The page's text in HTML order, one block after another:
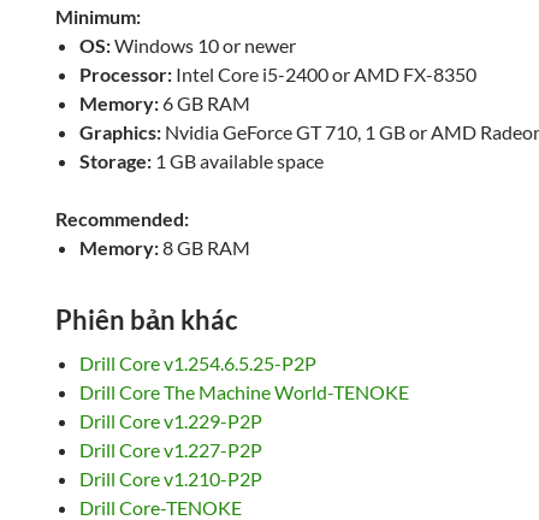
Minimum:
OS:Windows 10 or newer
Processor: Intel Core i5-2400 or AMD FX-8350
Memory:6 GB RAM
Graphics: Nvidia GeForce GT 710, 1 GB or AMD
Storage: 1 GB available space
Recommended:
Memory:8 GB RAM
Phiên bản khác
Drill Core v1.254.6.5.25-P2P
Drill Core The Machine World-TENOKE
Drill Core v1.229-P2P
Drill Core v1.227-P2P
Drill Core v1.210-P2P
Drill Core-TENOKE